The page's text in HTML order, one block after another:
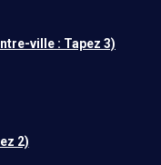
ville : Tapez 3)
2)